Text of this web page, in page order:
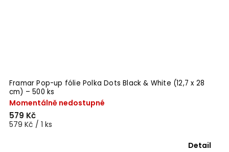
Framar Pop-up fólie Polka Dots Black & White (12,7 x 28
cm) – 500 ks
Momentálně nedostupné
579 Kč
579 Kč / 1 ks
Detail